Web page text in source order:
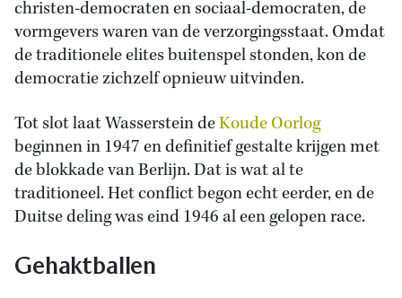
christen-democraten en sociaal-democraten, de
vormgevers waren van de verzorgingsstaat. Omdat
de traditionele elites buitenspel stonden, kon de
democratie zichzelf opnieuw uitvinden.
Tot slot laat Wasserstein deKoude Oorlog
beginnen in 1947 en definitief gestalte krijgen met
de blokkade van Berlijn. Dat is wat al te
traditioneel. Het conflict begon echt eerder, en de
Duitse deling was eind 1946 al een gelopen race.
Gehaktballen